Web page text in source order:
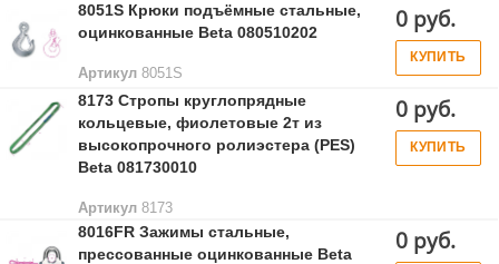
8051S Крюки подъёмные стальные,
оцинкованные Beta 080510202
Артикул 8051S
0 руб.
КУПИТЬ
8173 Стропы круглопрядные
кольцевые, фиолетовые 2т из
высокопрочного ролиэстера (PES)
Beta 081730010
Артикул 8173
0 руб.
КУПИТЬ
8016FR Зажимы стальные,
прессованные оцинкованные Beta
0 руб.